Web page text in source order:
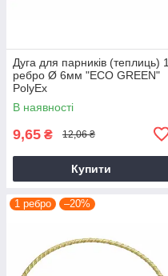
Дуга для парників (теплиць) 1
ребро Ø 6мм "ЕCО GREEN"
PolyEx
В наявності
9,65 ₴ 12,06 ₴
Купити
1 ребро –20%